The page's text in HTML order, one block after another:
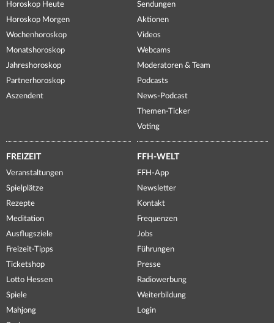
Horoskop Heute
Horoskop Morgen
Wochenhoroskop
Monatshoroskop
Jahreshoroskop
Partnerhoroskop
Aszendent
Sendungen
Aktionen
Videos
Webcams
Moderatoren & Team
Podcasts
News-Podcast
Themen-Ticker
Voting
FREIZEIT
Veranstaltungen
Spielplätze
Rezepte
Meditation
Ausflugsziele
Freizeit-Tipps
Ticketshop
Lotto Hessen
Spiele
Mahjong
FFH-WELT
FFH-App
Newsletter
Kontakt
Frequenzen
Jobs
Führungen
Presse
Radiowerbung
Weiterbildung
Login